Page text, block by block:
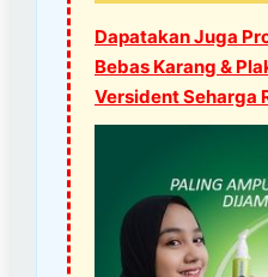
Dapatakan Juga
Bebas Karang &
Versident Seharga